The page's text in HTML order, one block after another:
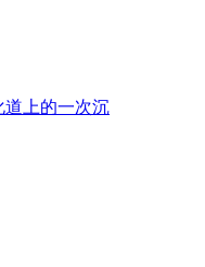
道上的一次沉